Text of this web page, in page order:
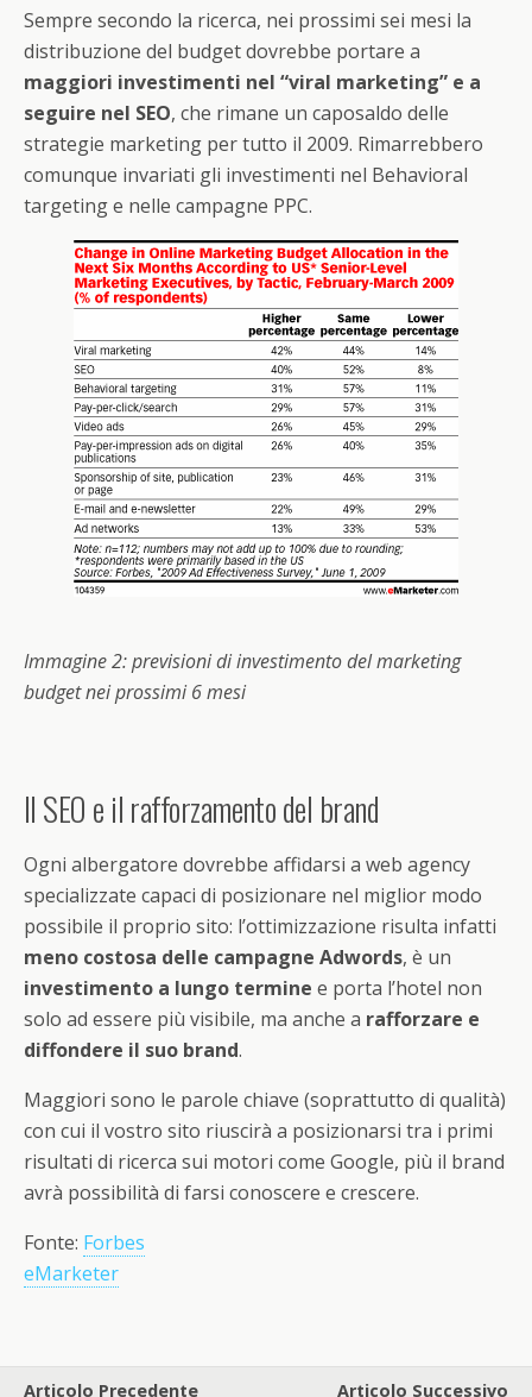
Sempre secondo la ricerca, nei prossimi sei mesi la
distribuzione del budget dovrebbe portare a
maggiori investimenti nel “viral marketing” e a
seguire nel SEO, che rimane un caposaldo delle
strategie marketing per tutto il 2009. Rimarrebbero
comunque invariati gli investimenti nel Behavioral
targeting e nelle campagne PPC.
Immagine 2: previsioni di investimento del marketing
budget nei prossimi 6 mesi
Il SEO e il rafforzamento del brand
Ogni albergatore dovrebbe affidarsi a web agency
specializzate capaci di posizionare nel miglior modo
possibile il proprio sito: l’ottimizzazione risulta infatti
meno costosa delle campagne Adwords, è un
investimento a lungo termine e porta l’hotel non
solo ad essere più visibile, ma anche a rafforzare e
diffondere il suo brand.
Maggiori sono le parole chiave (soprattutto di qualità)
con cui il vostro sito riuscirà a posizionarsi tra i primi
risultati di ricerca sui motori come Google, più il brand
avrà possibilità di farsi conoscere e crescere.
Fonte: Forbes
eMarketer
Articolo Precedente Articolo Successivo